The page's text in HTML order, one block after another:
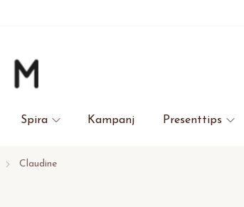
Spira Kampanj Presenttips
Claudine